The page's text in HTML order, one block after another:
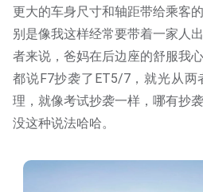
更大的车身尺寸和轴距带给乘客
别是像我这样经常要带着一家人
者来说，爸妈在后边座的舒服我
都说F7抄袭了ET5/7，就光从两
理，就像考试抄袭一样，哪有抄
没这种说法哈哈。